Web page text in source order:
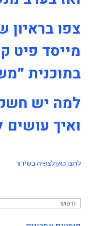
צפו בראיון
מייסד פיט
בתוכנית
למה יש
ואיך
לחצו כאן לצפיה בשידור